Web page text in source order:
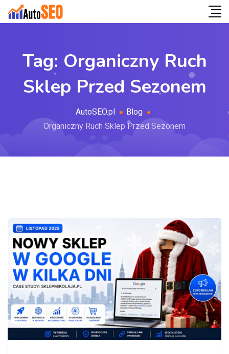
Tag: Organiczny Ruch
Sklep Przed Sezonem
AutoSEO.pl
Blog
Organiczny Ruch Sklep Przed Sezonem